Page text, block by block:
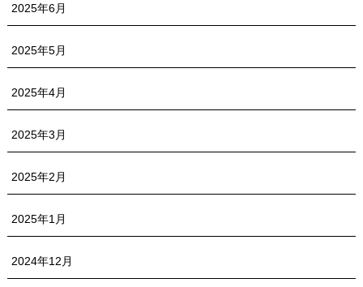
2025年6月
2025年5月
2025年4月
2025年3月
2025年2月
2025年1月
2024年12月